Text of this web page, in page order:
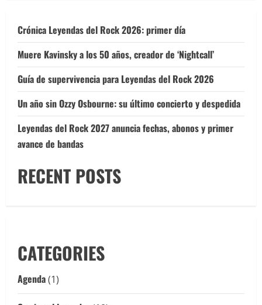
Crónica Leyendas del Rock 2026: primer día
Muere Kavinsky a los 50 años, creador de ‘Nightcall’
Guía de supervivencia para Leyendas del Rock 2026
Un año sin Ozzy Osbourne: su último concierto y despedida
Leyendas del Rock 2027 anuncia fechas, abonos y primer
avance de bandas
RECENT POSTS
CATEGORIES
Agenda(1)